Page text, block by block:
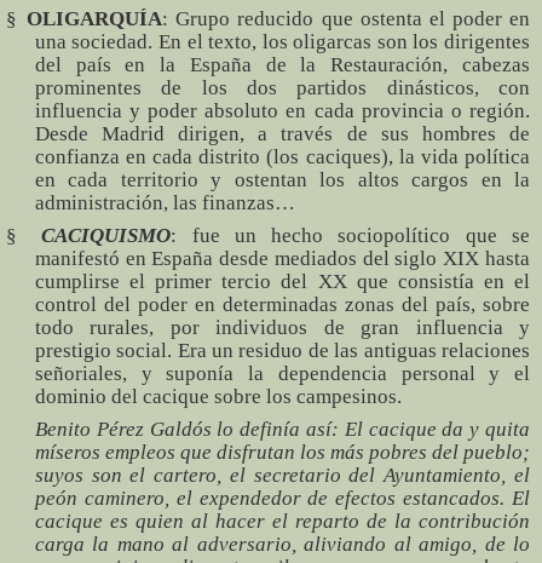
§ OLIGARQUÍA: Grupo reducido que ostenta el poder en
una sociedad. En el texto, los oligarcas son los dirigentes
del país en la España de la Restauración, cabezas
prominentes de los dos partidos dinásticos, con
influencia y poder absoluto en cada provincia o región.
Desde Madrid dirigen, a través de sus hombres de
confianza en cada distrito (los caciques), la vida política
en cada territorio y ostentan los altos cargos en la
administración, las finanzas…
§
CACIQUISMO: fue un hecho sociopolítico que se
manifestó en España desde mediados del siglo XIX hasta
cumplirse el primer tercio del XX que consistía en el
control del poder en determinadas zonas del país, sobre
todo rurales, por individuos de gran influencia y
prestigio social. Era un residuo de las antiguas relaciones
señoriales, y suponía la dependencia personal y el
dominio del cacique sobre los campesinos.
Benito Pérez Galdós lo definía así: El cacique da y quita
míseros empleos que disfrutan los más pobres del pueblo;
suyos son el cartero, el secretario del Ayuntamiento, el
peón caminero, el expendedor de efectos estancados. El
cacique es quien al hacer el reparto de la contribución
carga la mano al adversario, aliviando al amigo, de lo